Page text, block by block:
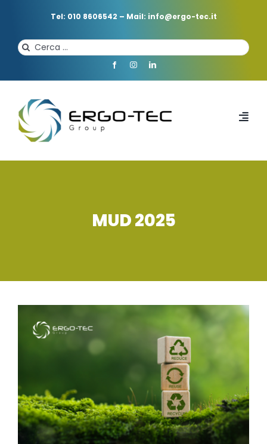
Tel: 010 8606542 – Mail: info@ergo-tec.it
Cerca
per:
HOME
SERVIZI
FORMAZIONE
EVENTI NOVITÀ
CONTATTI
MUD 2025
immagine